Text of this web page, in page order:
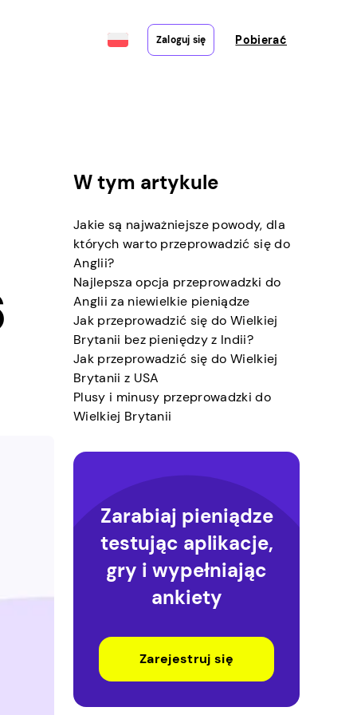
Zaloguj się Pobierać
W tym artykule
Jakie są najważniejsze powody, dla
których warto przeprowadzić się do
Anglii?
Najlepsza opcja przeprowadzki do
Anglii za niewielkie pieniądze
Jak przeprowadzić się do Wielkiej
Brytanii bez pieniędzy z Indii?
Jak przeprowadzić się do Wielkiej
Brytanii z USA
Plusy i minusy przeprowadzki do
Wielkiej Brytanii
Zarabiaj pieniądze
testując aplikacje,
gry i wypełniając
ankiety
Zarejestruj się